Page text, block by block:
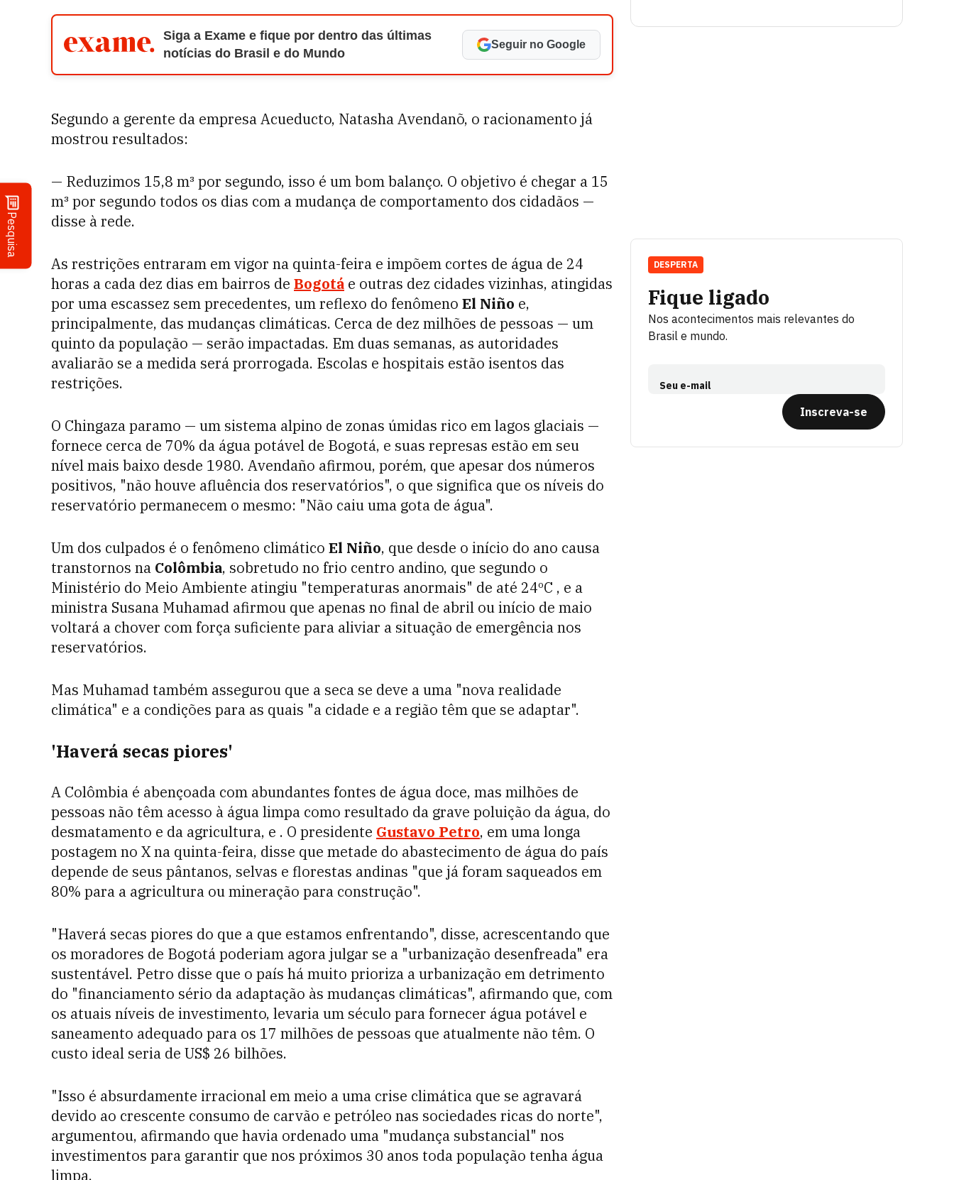
Pesquisa
Siga a Exame e fique por dentro das últimas
notícias do Brasil e do Mundo
Seguir no Google
Segundo a gerente da empresa Acueducto, Natasha Avendanõ, o racionamento já
mostrou resultados:
— Reduzimos 15,8 m³ por segundo, isso é um bom balanço. O objetivo é chegar a 15
m³ por segundo todos os dias com a mudança de comportamento dos cidadãos —
disse à rede.
As restrições entraram em vigor na quinta-feira e impõem cortes de água de 24
horas a cada dez dias em bairros de Bogotá e outras dez cidades vizinhas, atingidas
por uma escassez sem precedentes, um reflexo do fenômeno El Niño e,
principalmente, das mudanças climáticas. Cerca de dez milhões de pessoas — um
quinto da população — serão impactadas. Em duas semanas, as autoridades
avaliarão se a medida será prorrogada. Escolas e hospitais estão isentos das
restrições.
O Chingaza paramo — um sistema alpino de zonas úmidas rico em lagos glaciais —
fornece cerca de 70% da água potável de Bogotá, e suas represas estão em seu
nível mais baixo desde 1980. Avendaño afirmou, porém, que apesar dos números
positivos, "não houve afluência dos reservatórios", o que significa que os níveis do
reservatório permanecem o mesmo: "Não caiu uma gota de água".
Um dos culpados é o fenômeno climático El Niño, que desde o início do ano causa
transtornos na Colômbia, sobretudo no frio centro andino, que segundo o
Ministério do Meio Ambiente atingiu "temperaturas anormais" de até 24ºC , e a
ministra Susana Muhamad afirmou que apenas no final de abril ou início de maio
voltará a chover com força suficiente para aliviar a situação de emergência nos
reservatórios.
Mas Muhamad também assegurou que a seca se deve a uma "nova realidade
climática" e a condições para as quais "a cidade e a região têm que se adaptar".
'Haverá secas piores'
A Colômbia é abençoada com abundantes fontes de água doce, mas milhões de
pessoas não têm acesso à água limpa como resultado da grave poluição da água, do
desmatamento e da agricultura, e . O presidente Gustavo Petro, em uma longa
postagem no X na quinta-feira, disse que metade do abastecimento de água do país
depende de seus pântanos, selvas e florestas andinas "que já foram saqueados em
80% para a agricultura ou mineração para construção".
"Haverá secas piores do que a que estamos enfrentando", disse, acrescentando que
os moradores de Bogotá poderiam agora julgar se a "urbanização desenfreada" era
sustentável. Petro disse que o país há muito prioriza a urbanização em detrimento
do "financiamento sério da adaptação às mudanças climáticas", afirmando que, com
os atuais níveis de investimento, levaria um século para fornecer água potável e
saneamento adequado para os 17 milhões de pessoas que atualmente não têm. O
custo ideal seria de US$ 26 bilhões.
"Isso é absurdamente irracional em meio a uma crise climática que se agravará
devido ao crescente consumo de carvão e petróleo nas sociedades ricas do norte",
argumentou, afirmando que havia ordenado uma "mudança substancial" nos
investimentos para garantir que nos próximos 30 anos toda população tenha água
limpa.
Fique ligado
Nos acontecimentos mais relevantes do
Brasil e mundo.
Seu e-mail
Inscreva-se
DESPERTA